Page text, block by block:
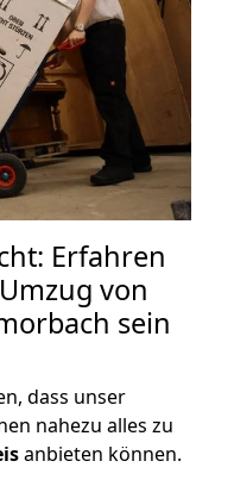
Erfahren
von
sein
dass unser
nahezu alles zu
anbieten können.